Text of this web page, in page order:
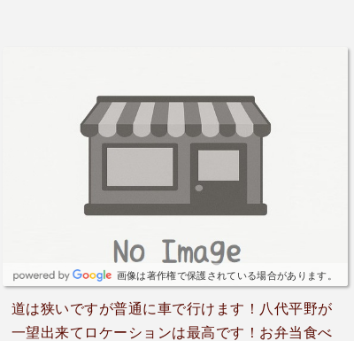
画像は著作権で保護されている場合があります。
道は狭いですが普通に車で行けます！八代平野が
一望出来てロケーションは最高です！お弁当食べ